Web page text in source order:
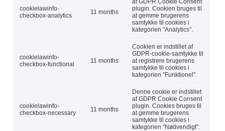
cookielawinfo-
checkbox-analytics
11 months
plugin. Cookien bruges til
at gemme brugerens
samtykke til cookies i
kategorien "Analytics".
cookielawinfo-
checkbox-functional
11 months
Cookien er indstillet af
GDPR-cookie-samtykke til
at registrere brugerens
samtykke til cookies i
kategorien "Funktionel".
cookielawinfo-
checkbox-necessary
11 months
Denne cookie er indstillet
af GDPR Cookie Consent
plugin. Cookies bruges til
at gemme brugerens
samtykke til cookies i
kategorien "Nødvendigt".